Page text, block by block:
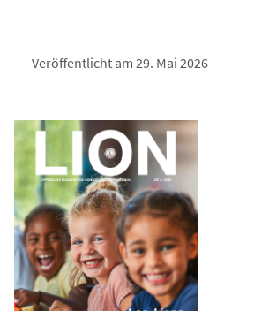
Veröffentlicht am 29. Mai 2026